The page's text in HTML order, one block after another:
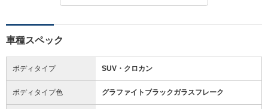
車種スペック
ボディタイプ SUV・クロカン
ボディタイプ色 グラファイトブラックガラスフレーク